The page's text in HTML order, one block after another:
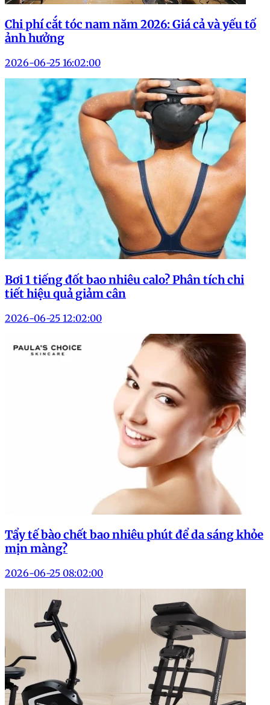
Chi phí cắt tóc nam năm 2026: Giá cả và yếu tố
ảnh hưởng
2026-06-25 16:02:00
Bơi 1 tiếng đốt bao nhiêu calo? Phân tích chi
tiết hiệu quả giảm cân
2026-06-25 12:02:00
Tẩy tế bào chết bao nhiêu phút để da sáng khỏe
mịn màng?
2026-06-25 08:02:00